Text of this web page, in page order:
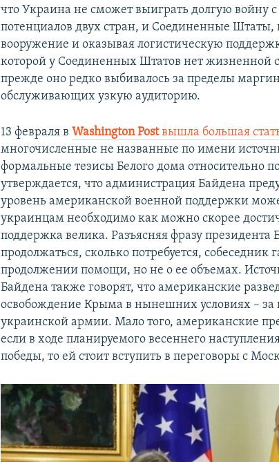
что Украина не сможет выиграть долгую войну с
потенциалов двух стран, и Соединенные Штаты,
вооружение и оказывая логистическую
которой у Соединенных Штатов нет жизненной
прежде оно редко выбивалось за пределы
обслуживающих узкую аудиторию.
13 февраля вWashington Postвышла большая
многочисленные не названные по имени
формальные тезисы Белого дома относительно
утверждается, что администрация Байдена
уровень американской военной поддержки
украинцам необходимо как можно скорее
поддержка велика. Разъясняя фразу президента
продолжаться, сколько потребуется, собеседник
продолжении помощи, но не о ее объемах.
Байдена также говорят, что американские
освобождение Крыма в нынешних условиях – за
украинской армии. Мало того, американские
если в ходе планируемого весеннего
победы, то ей стоит вступить в переговоры с